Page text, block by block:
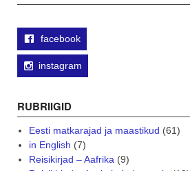
facebook
instagram
RUBRIIGID
Eesti matkarajad ja maastikud (61)
in English (7)
Reisikirjad – Aafrika (9)